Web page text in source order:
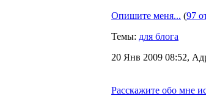
Опишите меня... (97
Темы: для блога
20 Янв 2009 08:52,
Расскажите обо мне